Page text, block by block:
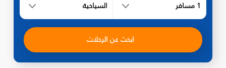
1 مسافر السياحية
ابحث عن الرحلات